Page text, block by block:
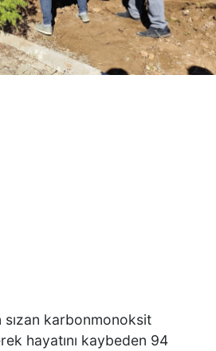
karbonmonoksit
hayatını kaybeden 94